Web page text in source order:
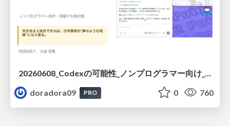
doradora09
PRO 0 760